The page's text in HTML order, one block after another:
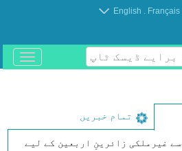
Français
.
English
برایے ڈیسک ٹاپ
باز
و
تمام خبریں
غیرملکی زائرینِ اربعین کے لیے